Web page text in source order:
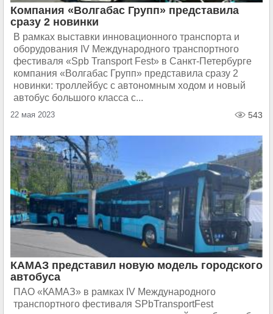
Компания «Волгабас Групп» представила
сразу 2 новинки
В рамках выставки инновационного транспорта и
оборудования IV Международного транспортного
фестиваля «Spb Transport Fest» в Санкт-Петербурге
компания «Волгабас Групп» представила сразу 2
новинки: троллейбус с автономным ходом и новый
автобус большого класса с...
22 мая 2023 543
КАМАЗ представил новую модель городского
автобуса
ПАО «КАМАЗ» в рамках IV Международного
транспортного фестиваля SPbTransportFest